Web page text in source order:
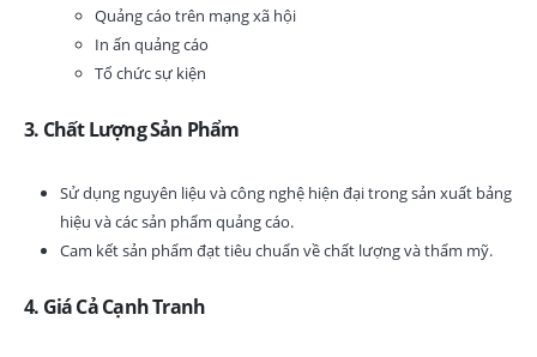
Quảng cáo trên mạng xã hội
In ấn quảng cáo
Tổ chức sự kiện
3. Chất Lượng Sản Phẩm
Sử dụng nguyên liệu và công nghệ hiện đại trong sản xuất bảng
hiệu và các sản phẩm quảng cáo.
Cam kết sản phẩm đạt tiêu chuẩn về chất lượng và thẩm mỹ.
4. Giá Cả Cạnh Tranh